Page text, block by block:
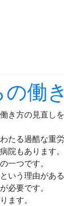
働
き方の見直しを
る過酷な重
院もあります。
一つです。
いう理由があ
必要です。
ます。